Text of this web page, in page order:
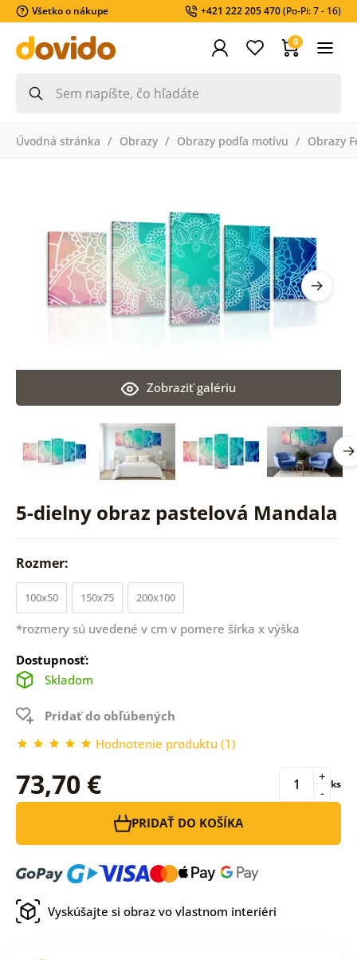
Všetko o nákupe +421 222 205 470(Po-Pi: 7 - 16)
0
Úvodná stránka Obrazy Obrazy podľa motívu Obrazy
5-dielny obraz pastelová Mandala
Zobraziť galériu
Rozmer:
100x50 150x75 200x100
*rozmery sú uvedené v cm v pomere šírka x výška
Dostupnosť:
Skladom
Pridať do obľúbených
Hodnotenie produktu (1)
73,70 € -
+ ks
PRIDAŤ DO KOŠÍKA
Vyskúšajte si obraz vo vlastnom interiéri